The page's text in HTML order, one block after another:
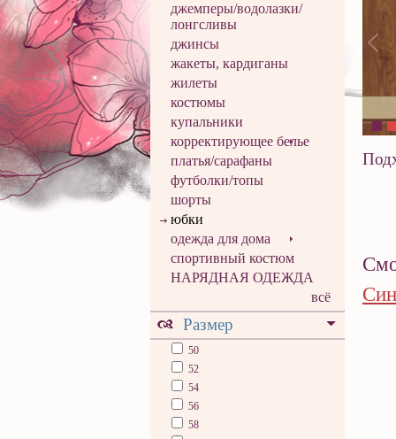
джемперы/водолазки/
лонгсливы
джинсы
жакеты, кардиганы
жилеты
костюмы
купальники
корректирующее белье
платья/сарафаны
футболки/топы
шорты
юбки
одежда для дома
спортивный костюм
НАРЯДНАЯ ОДЕЖДА
всё
Размер
50
52
54
56
58